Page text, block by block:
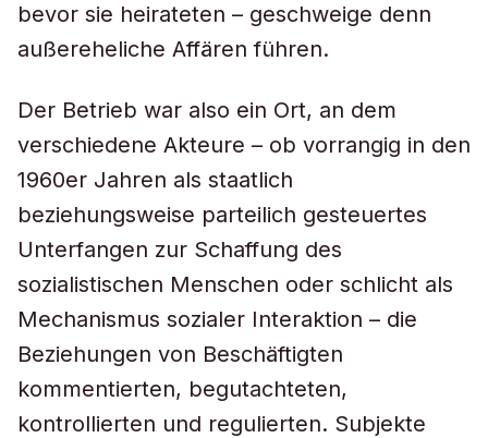
bevor sie heirateten – geschweige denn
außereheliche Affären führen.
Der Betrieb war also ein Ort, an dem
verschiedene Akteure – ob vorrangig in den
1960er Jahren als staatlich
beziehungsweise parteilich gesteuertes
Unterfangen zur Schaffung des
sozialistischen Menschen oder schlicht als
Mechanismus sozialer Interaktion – die
Beziehungen von Beschäftigten
kommentierten, begutachteten,
kontrollierten und regulierten. Subjekte